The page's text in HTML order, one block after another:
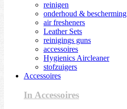
reinigen
onderhoud & bescherming
air fresheners
Leather Sets
reinigings guns
accessoires
Hygienics Aircleaner
stofzuigers
Accessoires
In Accessoires